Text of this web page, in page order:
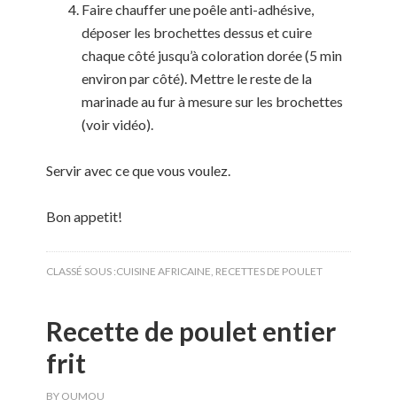
Faire chauffer une poêle anti-adhésive,
déposer les brochettes dessus et cuire
chaque côté jusqu’à coloration dorée (5 min
environ par côté). Mettre le reste de la
marinade au fur à mesure sur les brochettes
(voir vidéo).
Servir avec ce que vous voulez.
Bon appetit!
CLASSÉ SOUS :CUISINE AFRICAINE, RECETTES DE POULET
Recette de poulet entier
frit
BY OUMOU